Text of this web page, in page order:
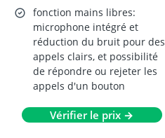
fonction mains libres:
microphone intégré et
réduction du bruit pour des
appels clairs, et possibilité
de répondre ou rejeter les
appels d'un bouton
Vérifier le prix →